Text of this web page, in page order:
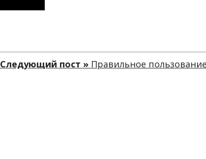
Следующий пост » Правильное